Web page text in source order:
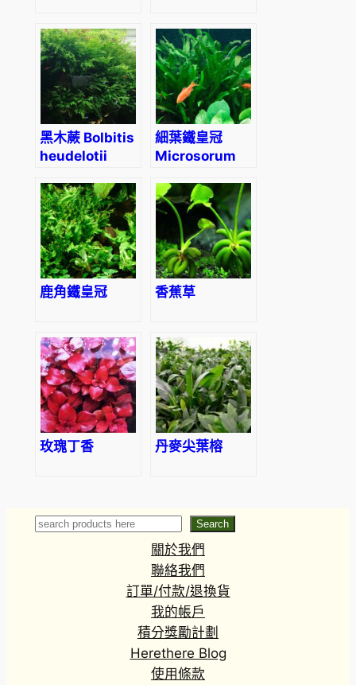
黑木蕨 Bolbitis
heudelotii
細葉鐵皇冠
Microsorum
‘Narrow’
鹿角鐵皇冠 香蕉草
玫瑰丁香 丹麥尖葉榕
Search Search
關於我們
聯絡我們
訂單/付款/退換貨
我的帳戶
積分獎勵計劃
Herethere Blog
使用條款